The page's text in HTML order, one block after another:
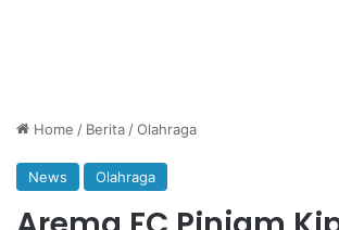
Home / Berita /Olahraga
News Olahraga